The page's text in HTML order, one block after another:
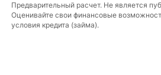
Предварительный расчет. Не является
Оценивайте свои финансовые
условия кредита (займа).